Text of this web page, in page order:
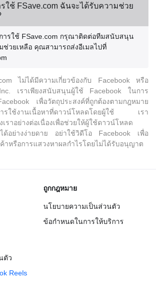
ช้ FSave.com ฉันจะได้รับความช่วย
รใช้ FSave.com กรุณาติดต่อทีมสนับสนุน
ช่วยเหลือ คุณสามารถส่งอีเมลไปที่
ไม่ได้มีความเกี่ยวข้องกับ Facebook หรือ
เราเพียงสนับสนุนผู้ใช้ Facebook ในการ
เพื่อวัตถุประสงค์ที่ถูกต้องตามกฎหมาย
การใช้งานเนื้อหาที่ดาวน์โหลดโดยผู้ใช้ เรา
เราอย่างต่อเนื่องเพื่อช่วยให้ผู้ใช้ดาวน์โหลด
อย่างง่ายดาย อย่าใช้วิดีโอ Facebook เพื่อ
าหรือการแสวงหาผลกำไรโดยไม่ได้รับอนุญาต
ถูกกฎหมาย
นโยบายความเป็นส่วนตัว
ข้อกำหนดในการให้บริการ
ตัว
Reels